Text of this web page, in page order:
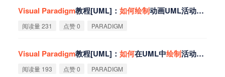
Visual Paradigm教程[UML]： 如何绘制动画UML活动图
阅读量 231 点赞 0 PARADIGM
Visual Paradigm教程[UML]： 如何在UML中绘制活动图
阅读量 193 点赞 0 PARADIGM